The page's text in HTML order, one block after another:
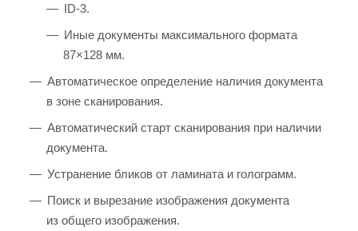
ID-3.
Иные документы максимального формата
87×128 мм.
Автоматическое определение наличия документа
в зоне сканирования.
Автоматический старт сканирования при наличии
документа.
Устранение бликов от ламината и голограмм.
Поиск и вырезание изображения документа
из общего изображения.